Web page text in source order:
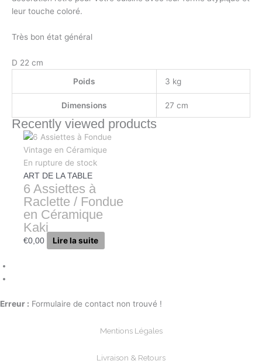
leur touche coloré.
Très bon état général
D 22 cm
Poids
3 kg
Dimensions 27 cm
Recently viewed products
En rupture de stock
ART DE LA TABLE
6 Assiettes à
Raclette / Fondue
en Céramique
Kaki
€0,00 Lire la suite
Erreur : Formulaire de contact non trouvé !
Mentions Légales
Livraison & Retours